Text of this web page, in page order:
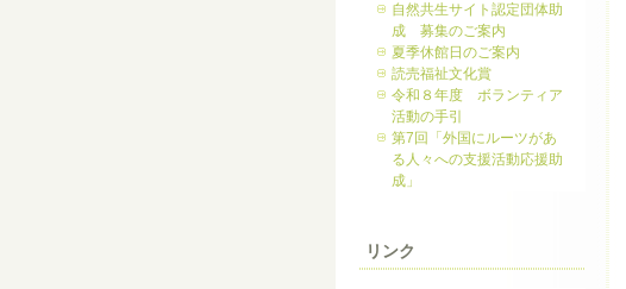
自然共生サイト認定団体助
成 募集のご案内
夏季休館日のご案内
読売福祉文化賞
令和８年度 ボランティア
活動の手引
第7回「外国にルーツがあ
る人々への支援活動応援助
成」
リンク